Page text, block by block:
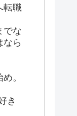
転職
でな
なら
。
き